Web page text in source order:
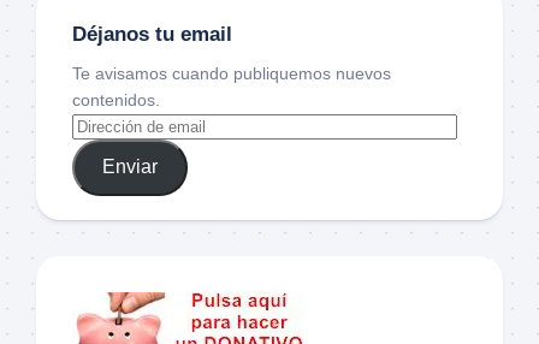
Déjanos tu email
Te avisamos cuando publiquemos nuevos
contenidos.
Enviar